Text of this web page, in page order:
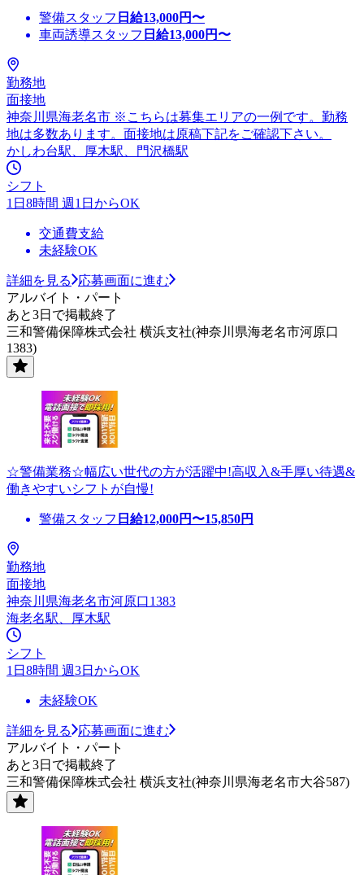
警備スタッフ 日給13,000円〜
車両誘導スタッフ 日給13,000円〜
勤務地
面接地
神奈川県海老名市 ※こちらは募集エリアの一例です。勤務
地は多数あります。面接地は原稿下記をご確認下さい。
かしわ台駅、厚木駅、門沢橋駅
シフト
1日8時間 週1日からOK
交通費支給
未経験OK
詳細を見る
応募画面に進む
アルバイト・パート
あと3日で掲載終了
三和警備保障株式会社 横浜支社(神奈川県海老名市河原口
1383)
☆警備業務☆幅広い世代の方が活躍中!高収入&手厚い待遇&
働きやすいシフトが自慢!
警備スタッフ 日給12,000円〜15,850円
勤務地
面接地
神奈川県海老名市河原口1383
海老名駅、厚木駅
シフト
1日8時間 週3日からOK
未経験OK
詳細を見る
応募画面に進む
アルバイト・パート
あと3日で掲載終了
三和警備保障株式会社 横浜支社(神奈川県海老名市大谷587)